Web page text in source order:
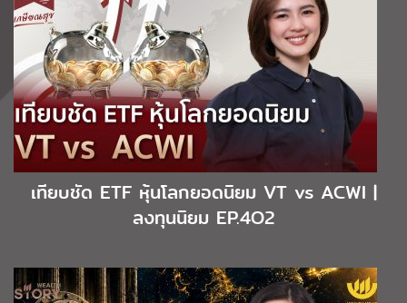
เทียบชัด ETF หุ้นโลกยอดนิยม VT vs ACWI |
ลงทุนนิยม EP.4O2